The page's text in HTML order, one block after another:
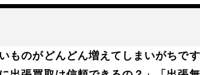
ものがどんどん増えてしまいがちで